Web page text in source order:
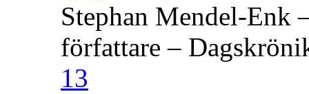
Stephan Mendel-Enk
författare –
13